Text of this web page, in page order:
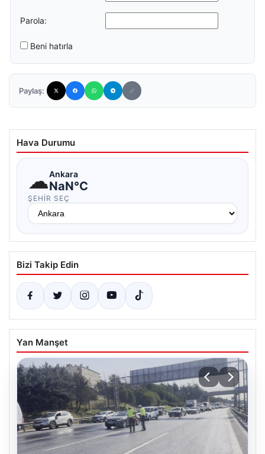
Parola:
Beni hatırla
Paylaş:
Hava Durumu
☁Ankara
NaN°C
ŞEHIR SEÇ
Bizi Takip Edin
Yan Manşet